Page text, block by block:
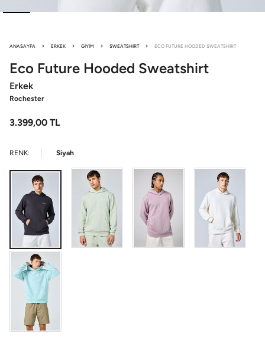
ANASAYFA ERKEK GIYIM SWEATSHIRT ECO FUTURE HOODED SWEATSHIRT
Eco Future Hooded Sweatshirt
Erkek
Rochester
3.399,00 TL
RENK: Siyah